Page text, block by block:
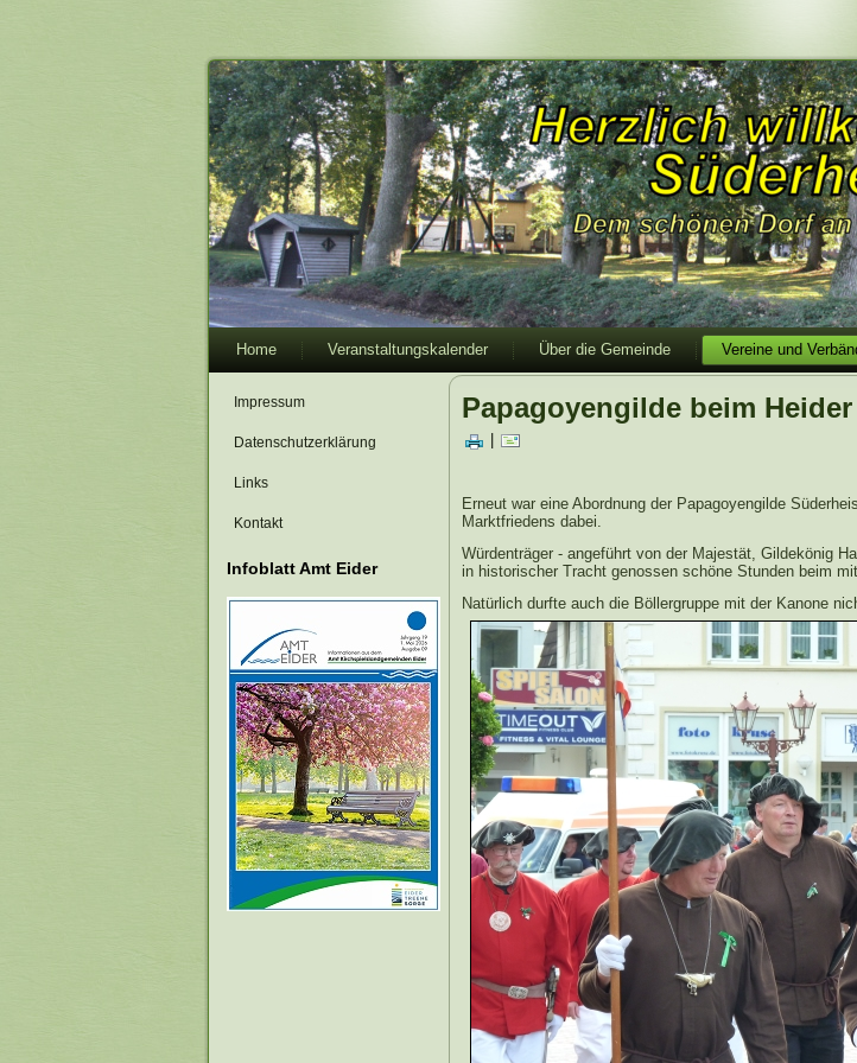
Home Veranstaltungskalender Über die Gemeinde Vereine und
Impressum
Datenschutzerklärung
Links
Kontakt
Infoblatt Amt Eider
Papagoyengilde beim
Erneut war eine Abordnung der Papagoyengilde
Marktfriedens dabei.
Würdenträger - angeführt von der Majestät, Gildekönig
in historischer Tracht genossen schöne Stunden beim
Natürlich durfte auch die Böllergruppe mit der Kanone